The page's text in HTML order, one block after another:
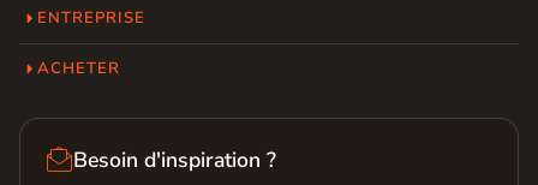
ENTREPRISE
ACHETER
Besoin d'inspiration ?